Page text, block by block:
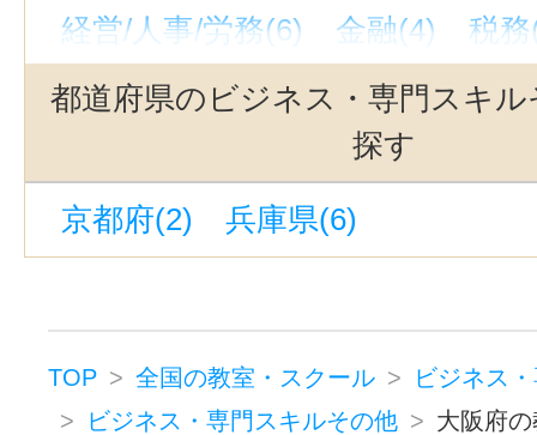
経営/人事/労務(6)
金融(4)
税
ビジネススキルアップ・キャリ
企画・マーケティング(1)
NLP(1)
投資・マネー(2)
都道府県のビジネス・専門スキ
探す
京都府(2) 兵庫県(6)
TOP 全国の教室・スクール
ビジネス
ビジネス・専門スキルその他
大阪府